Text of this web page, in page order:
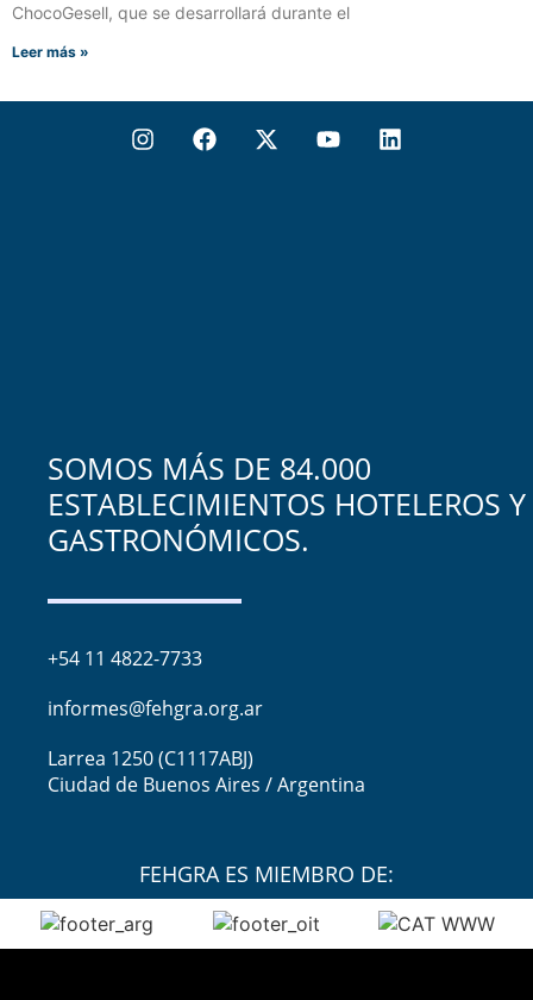
ChocoGesell, que se desarrollará durante el
Leer más »
SOMOS MÁS DE 84.000
ESTABLECIMIENTOS HOTELEROS Y
GASTRONÓMICOS.
+54 11 4822-7733
informes@fehgra.org.ar
Larrea 1250 (C1117ABJ)
Ciudad de Buenos Aires / Argentina
FEHGRA ES MIEMBRO DE: